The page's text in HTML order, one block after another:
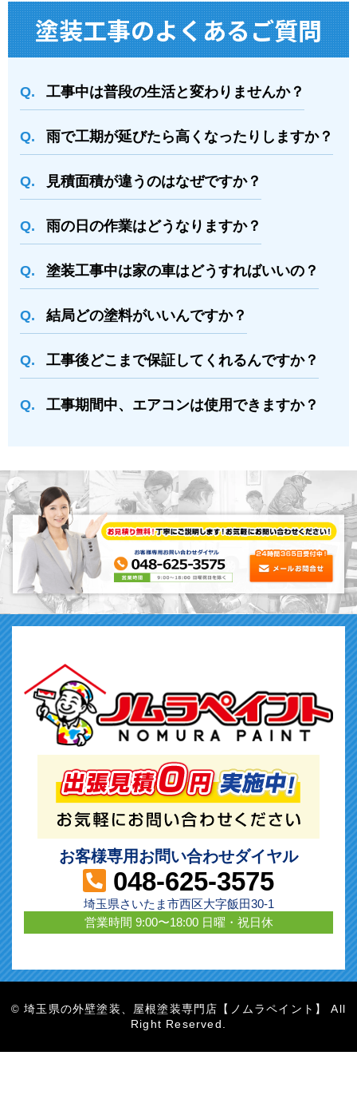
塗装⼯事のよくあるご質問
工事中は普段の生活と変わりませんか？
雨で工期が延びたら高くなったりしますか？
⾒積⾯積が違うのはなぜですか？
⾬の日の作業はどうなりますか？
塗装⼯事中は家の⾞はどうすればいいの？
結局どの塗料がいいんですか？
⼯事後どこまで保証してくれるんですか？
⼯事期間中、エアコンは使⽤できますか？
お客様専用お問い合わせダイヤル
048-625-3575
埼玉県さいたま市西区大字飯田30-1
営業時間 9:00〜18:00 日曜・祝日休
©埼玉県の外壁塗装、屋根塗装専門店【ノムラペイント】 All
Right Reserved.